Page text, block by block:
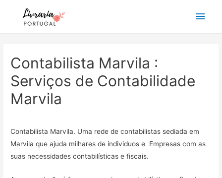
Main
Contabilista Marvila :
Serviços de Contabilidade
Marvila
Contabilista Marvila. Uma rede de contabilistas sediada em
Marvila que ajuda milhares de individuos e Empresas com as
suas necessidades contabilísticas e fiscais.